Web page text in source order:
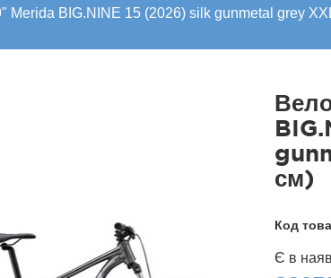
Merida BIG.NINE 15 (2026) silk gunmetal grey
см)
Код
Є в